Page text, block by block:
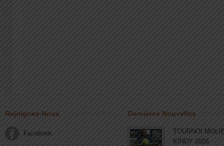
Rejoignez-Nous
Facebook
Dernières Nouvelles
TOURNOI
KINDY 2026